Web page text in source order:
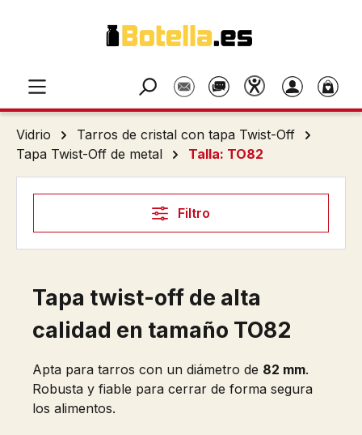
Vidrio
Tarros de cristal con tapa Twist-Off
Tapa Twist-Off de metal
Talla: TO82
Filtro
Tapa twist-off de alta
calidad en tamaño TO82
Apta para tarros con un diámetro de 82 mm.
Robusta y fiable para cerrar de forma segura
los alimentos.